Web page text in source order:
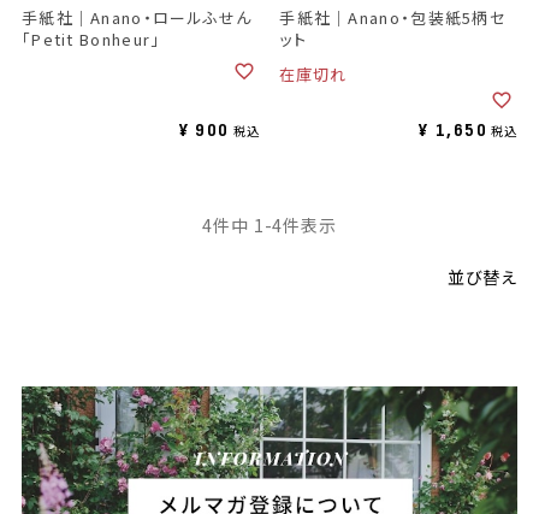
手紙社｜Anano・ロールふせん
「Petit Bonheur」
¥ 900 税込
手紙社｜Anano・包装紙5柄セ
ット
在庫切れ
¥ 1,650 税込
並び替え
4件中 1-4件表示